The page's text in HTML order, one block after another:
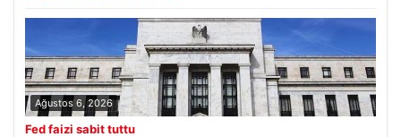
Ağustos 6, 2026
Fed faizi sabit tuttu